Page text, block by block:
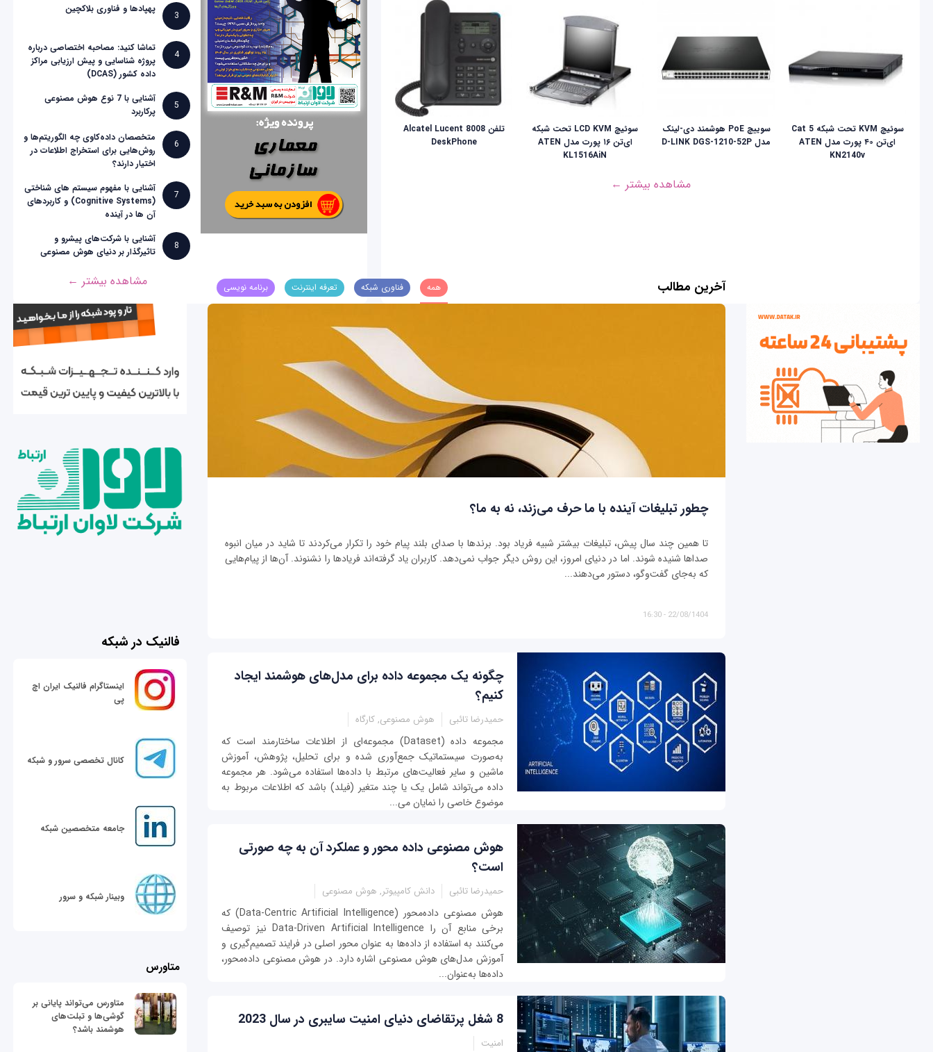
سوئیچ KVM تحت شبکه Cat 5
ای‌تن ۴۰ پورت مدل ATEN
KN2140v
سوییچ PoE هوشمند دی-لینک
مدل D-LINK DGS-1210-52P
سوئيچ LCD KVM تحت شبکه
ای‌تن ۱۶ پورت مدل ATEN
KL1516AiN
تلفن Alcatel Lucent 8008
DeskPhone
مشاهده بیشتر ←
3
پهپادها و فناوری بلاکچین
4
تماشا کنید: مصاحبه اختصاصی درباره
پروژه شناسایی و پیش ارزیابی مراکز
داده کشور (DCAS)
5
آشنایی با 7 نوع هوش مصنوعی
پرکاربرد
6
متخصصان داده‌کاوی چه الگوریتم‌ها و
روش‌هایی برای استخراج اطلاعات در
اختیار دارند؟
7
آشنایی با مفهوم سیستم های شناختی
(Cognitive Systems) و کاربردهای
آن ها در آینده
8
آشنایی با شرکت‌های پیشرو و
تاثیرگذار بر دنیای هوش مصنوعی
مشاهده بیشتر ← آخرین مطالب همه فناوری شبکه تعرفه اینترنت برنامه نویسی
چطور تبلیغات آینده با ما حرف می‌زند، نه به ما؟
تا همین چند سال پیش، تبلیغات بیشتر شبیه فریاد بود. برندها با صدای بلند پیام خود را تکرار می‌کردند تا شاید در میان انبوه
صداها شنیده شوند. اما در دنیای امروز، این روش دیگر جواب نمی‌دهد. کاربران یاد گرفته‌اند فریادها را نشنوند. آن‌ها از پیام‌هایی
که به‌جای گفت‌وگو، دستور می‌دهند...
22/08/1404 - 16:30
چگونه یک مجموعه داده‌ برای مدل‌های هوشمند ایجاد
کنیم؟
حمیدرضا تائبی هوش مصنوعی, کارگاه
مجموعه داده‌ (Dataset) مجموعه‌ای از اطلاعات ساختارمند است که
به‌صورت سیستماتیک جمع‌آوری شده و برای تحلیل، پژوهش، آموزش
ماشین و سایر فعالیت‌های مرتبط با داده‌ها استفاده می‌شود. هر مجموعه
داده می‌تواند شامل یک یا چند متغیر (فیلد) باشد که اطلاعات مربوط به
موضوع خاصی را نمایان می‌...
هوش مصنوعی داده محور و عملکرد آن به چه صورتی
است؟
حمیدرضا تائبی دانش کامپیوتر, هوش مصنوعی
هوش مصنوعی داده‌محور (Data-Centric Artificial Intelligence) که
برخی منابع آن‌ را Data-Driven Artificial Intelligence نیز توصیف
می‌کنند به استفاده از داده‌ها به عنوان محور اصلی در فرایند تصمیم‌گیری و
آموزش مدل‌های هوش مصنوعی اشاره دارد. در هوش مصنوعی داده‌محور،
داده‌ها به‌عنوان...
8 شغل پرتقاضای دنیای امنیت سایبری در سال 2023
امنیت
فالنیک در شبکه
اینستاگرام فالنیک ایران اچ
پی
کانال تخصصی سرور و شبکه
جامعه متخصصین شبکه
وبینار شبکه و سرور
متاورس
متاورس می‌تواند پایانی بر
گوشی‌ها و تبلت‌های
هوشمند باشد؟